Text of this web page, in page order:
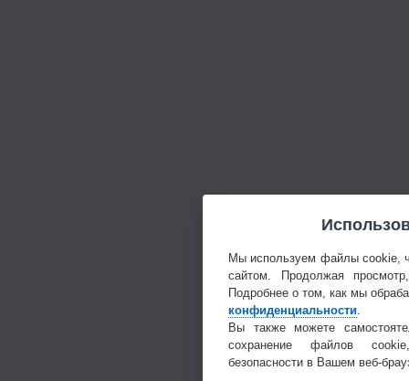
Мы используем файлы cookie,
сайтом. Продолжая
Подробнее о том, как мы
конфиденциальности
Вы также можете
сохранение файлов
безопасности в Вашем веб-